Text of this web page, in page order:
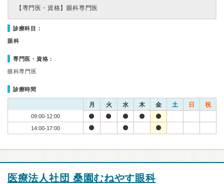
【専門医・資格】 眼科専門医
診療科目：
眼科
専門医・資格：
眼科専門医
診療時間
月 火 水 木 金 土 日 祝
09:00-12:00
14:00-17:00
医療法人社団 桑園むねやす眼科